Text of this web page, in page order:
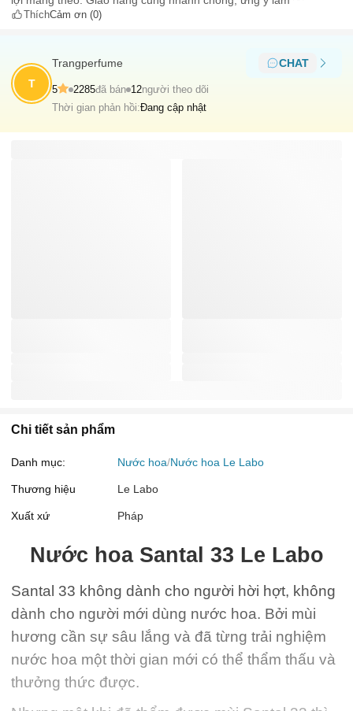
ThíchCảm ơn (0)
T
Trangperfume CHAT
5 2285đã bán 12người theo dõi
Thời gian phản hồi:Đang cập nhật
Chi tiết sản phẩm
Danh mục: Nước hoa Nước hoa Le Labo
Thương hiệu Le Labo
Xuất xứ Pháp
Nước hoa Santal 33 Le Labo
Santal 33 không dành cho người hời hợt, không
dành cho người mới dùng nước hoa. Bởi mùi
hương cần sự sâu lắng và đã từng trải nghiệm
nước hoa một thời gian mới có thể thẩm thấu và
thưởng thức được.